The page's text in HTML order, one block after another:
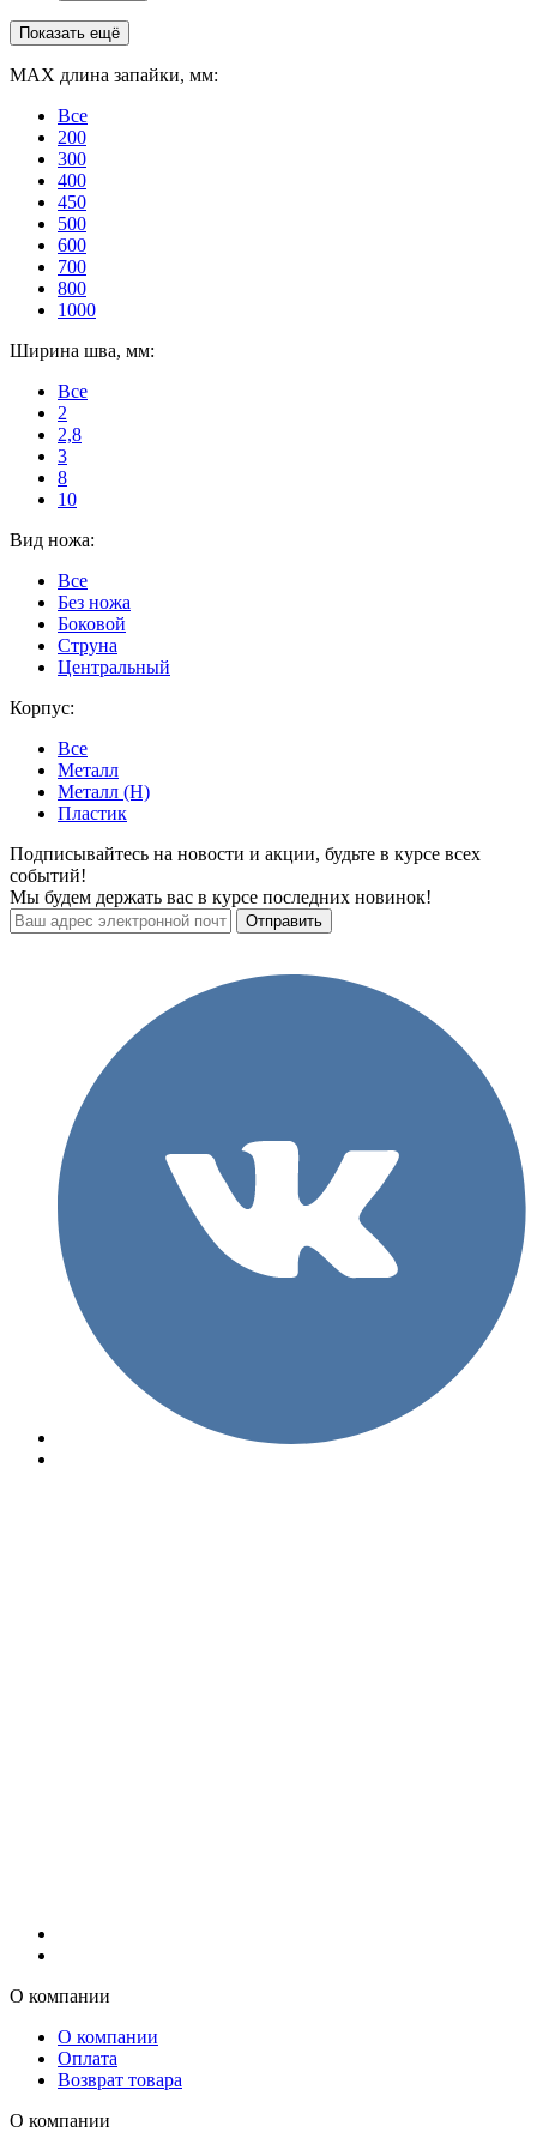
Показать ещё
MAX длина запайки, мм:
Все
200
300
400
450
500
600
700
800
1000
Ширина шва, мм:
Все
2
2,8
3
8
10
Вид ножа:
Все
Без ножа
Боковой
Струна
Центральный
Корпус:
Все
Металл
Металл (H)
Пластик
Подписывайтесь на новости и акции, будьте в курсе всех
событий!
Мы будем держать вас в курсе последних новинок!
О компании
О компании
Оплата
Возврат товара
О компании